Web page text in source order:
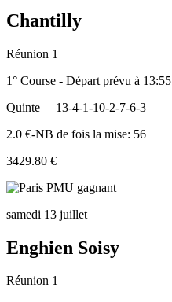
Chantilly
Réunion 1
1° Course - Départ prévu à 13:55
Quinte
13-4-1-10-2-7-6-3
2.0 €-NB de fois la mise: 56
3429.80 €
samedi 13 juillet
Enghien Soisy
Réunion 1